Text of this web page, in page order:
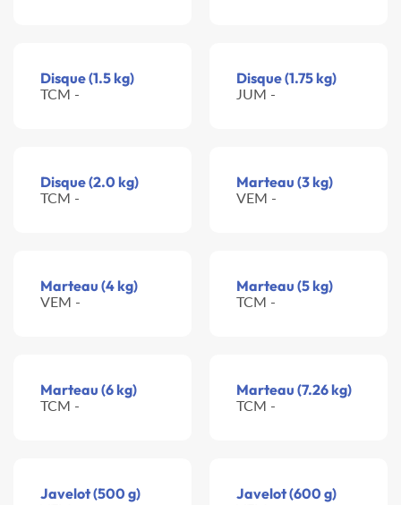
Disque (1.5 kg)
TCM -
Disque (1.75 kg)
JUM -
Disque (2.0 kg)
TCM -
Marteau (3 kg)
VEM -
Marteau (4 kg)
VEM -
Marteau (5 kg)
TCM -
Marteau (6 kg)
TCM -
Marteau (7.26 kg)
TCM -
Javelot (500 g) Javelot (600 g)